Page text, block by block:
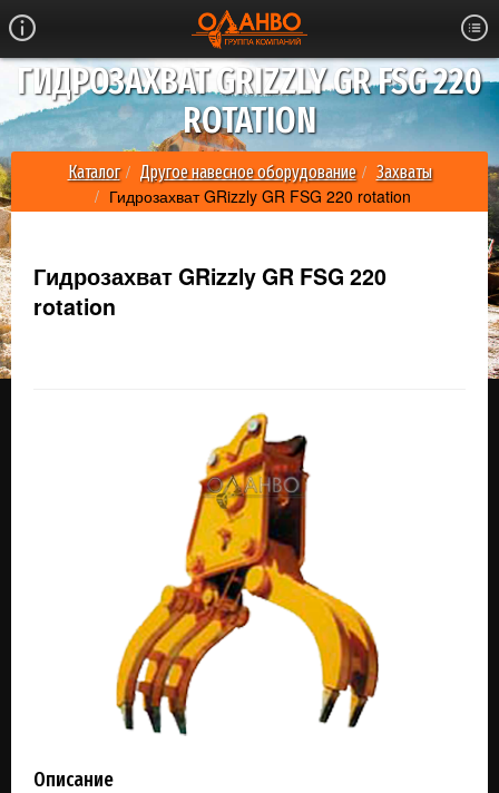
ГИДРОЗАХВАТ GRIZZLY GR FSG 220
ROTATION
Каталог Другое навесное оборудование Захваты
Гидрозахват GRizzly GR FSG 220 rotation
Гидрозахват GRizzly GR FSG 220
rotation
Описание